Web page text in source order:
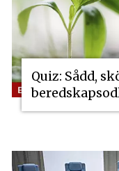
Quiz: Sådd,